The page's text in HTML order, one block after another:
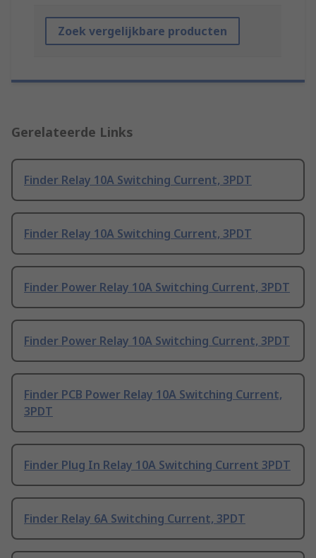
Zoek vergelijkbare producten
Gerelateerde Links
Finder Relay 10A Switching Current, 3PDT
Finder Relay 10A Switching Current, 3PDT
Finder Power Relay 10A Switching Current, 3PDT
Finder Power Relay 10A Switching Current, 3PDT
Finder PCB Power Relay 10A Switching Current,
3PDT
Finder Plug In Relay 10A Switching Current 3PDT
Finder Relay 6A Switching Current, 3PDT